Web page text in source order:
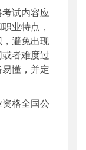
试内容应
业特点，
避免出现
者难度过
懂，并定
格全国公